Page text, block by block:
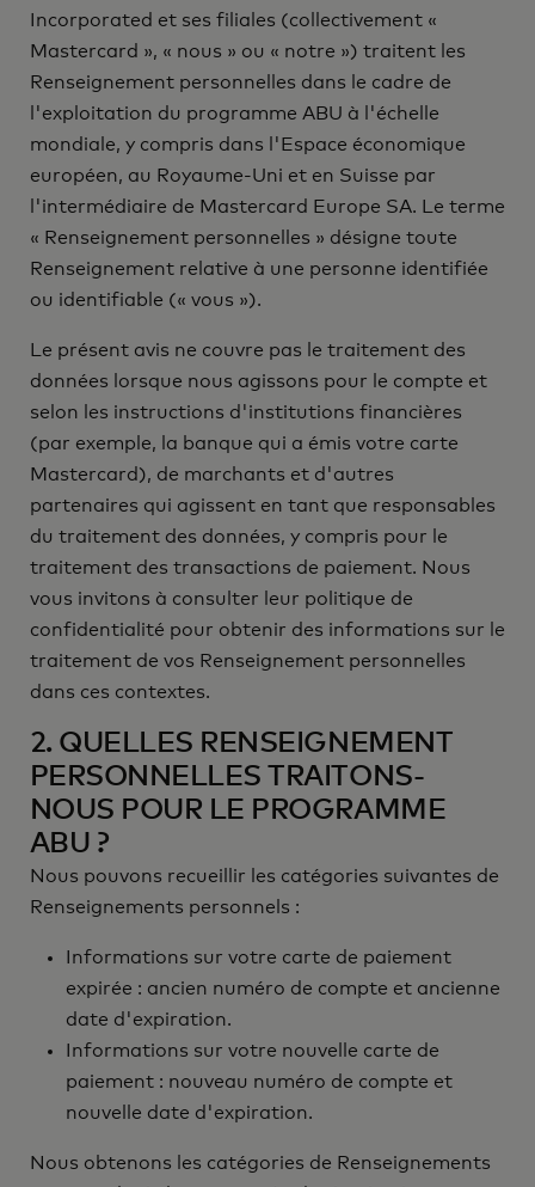
Incorporated et ses filiales (collectivement «
Mastercard », « nous » ou « notre ») traitent les
Renseignement personnelles dans le cadre de
l'exploitation du programme ABU à l'échelle
mondiale, y compris dans l'Espace économique
européen, au Royaume-Uni et en Suisse par
l'intermédiaire de Mastercard Europe SA. Le terme
« Renseignement personnelles » désigne toute
Renseignement relative à une personne identifiée
ou identifiable (« vous »).
Le présent avis ne couvre pas le traitement des
données lorsque nous agissons pour le compte et
selon les instructions d'institutions financières
(par exemple, la banque qui a émis votre carte
Mastercard), de marchants et d'autres
partenaires qui agissent en tant que responsables
du traitement des données, y compris pour le
traitement des transactions de paiement. Nous
vous invitons à consulter leur politique de
confidentialité pour obtenir des informations sur le
traitement de vos Renseignement personnelles
dans ces contextes.
2. QUELLES RENSEIGNEMENT
PERSONNELLES TRAITONS-
NOUS POUR LE PROGRAMME
ABU ?
Nous pouvons recueillir les catégories suivantes de
Renseignements personnels :
Informations sur votre carte de paiement
expirée : ancien numéro de compte et ancienne
date d'expiration.
Informations sur votre nouvelle carte de
paiement : nouveau numéro de compte et
nouvelle date d'expiration.
Nous obtenons les catégories de Renseignements